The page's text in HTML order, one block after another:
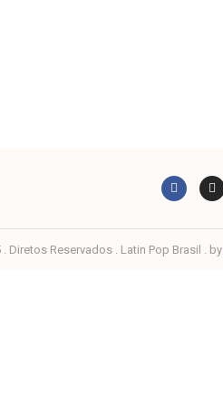
. Diretos Reservados . Latin Pop Brasil . by